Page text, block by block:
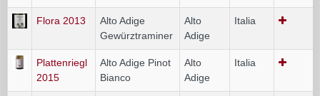
Flora 2013
Alto Adige
Gewürztraminer
Alto
Adige
Italia
Plattenriegl
2015
Alto Adige Pinot
Bianco
Alto
Adige
Italia